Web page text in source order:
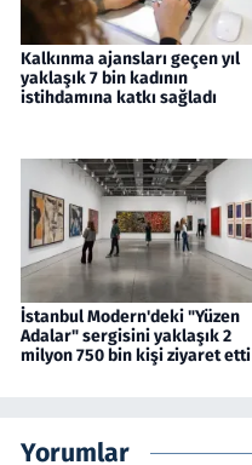
Kalkınma ajansları geçen yıl
yaklaşık 7 bin kadının
istihdamına katkı sağladı
İstanbul Modern'deki "Yüzen
Adalar" sergisini yaklaşık 2
milyon 750 bin kişi ziyaret etti
Yorumlar